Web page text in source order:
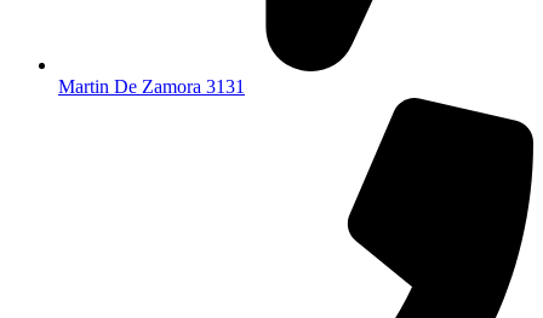
Martin De Zamora 3131